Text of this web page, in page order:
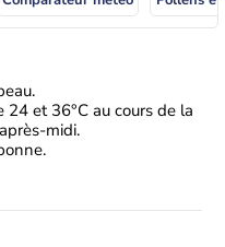
et 36°C au cours de la
midi.